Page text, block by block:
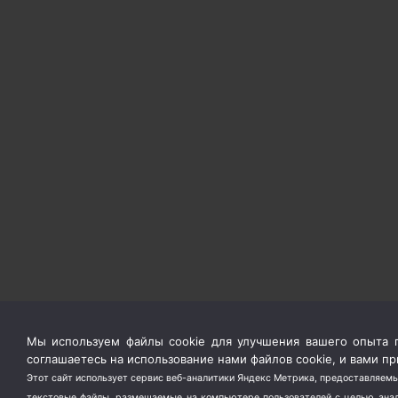
Мы используем файлы cookie для улучшения вашего опыта
соглашаетесь на использование нами файлов cookie, и вами
Этот сайт использует сервис веб-аналитики Яндекс Метрика,